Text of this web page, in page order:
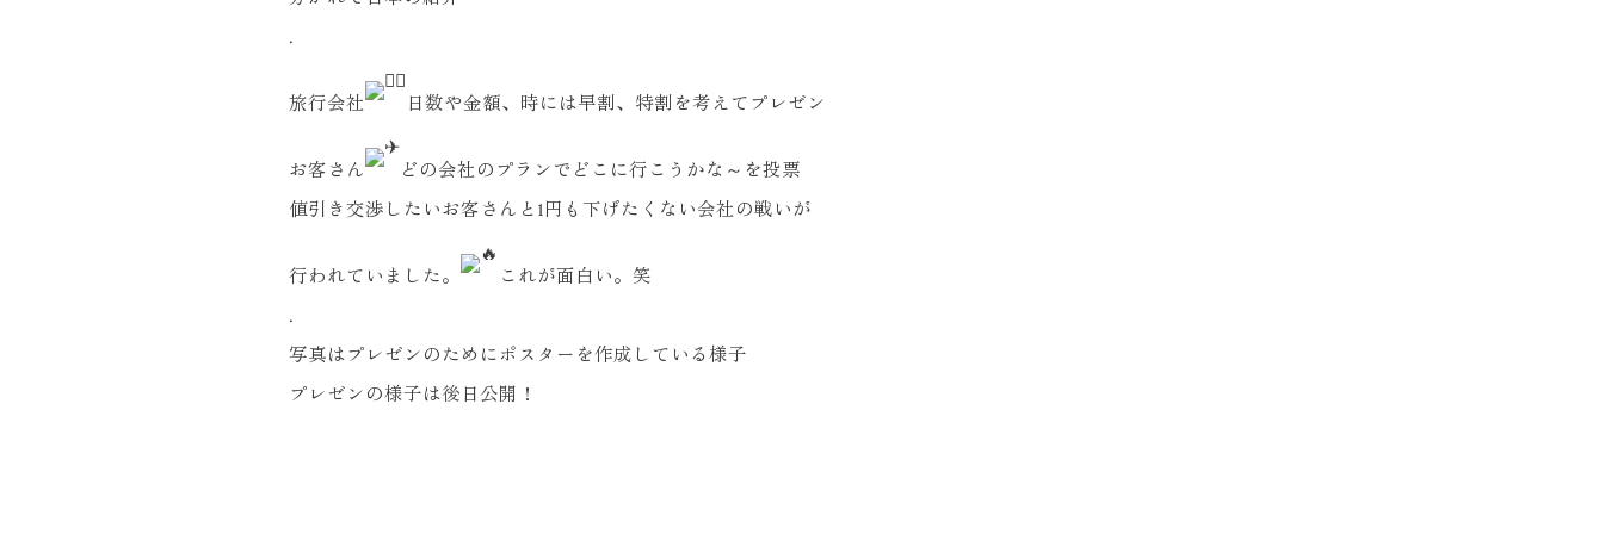
.
旅行会社 日数や金額、時には早割、特割を考えてプレゼン
お客さん
どの会社のプランでどこに行こうかな～を投票
値引き交渉したいお客さんと1円も下げたくない会社の戦いが
行われていました。
これが面白い。笑
.
写真はプレゼンのためにポスターを作成している様子
プレゼンの様子は後日公開！